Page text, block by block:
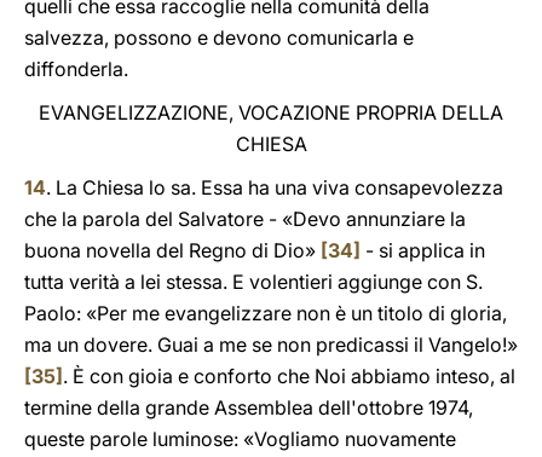
quelli che essa raccoglie nella comunità della
salvezza, possono e devono comunicarla e
diffonderla.
EVANGELIZZAZIONE, VOCAZIONE PROPRIA DELLA
CHIESA
14. La Chiesa lo sa. Essa ha una viva consapevolezza
che la parola del Salvatore - «Devo annunziare la
buona novella del Regno di Dio» [34] - si applica in
tutta verità a lei stessa. E volentieri aggiunge con S.
Paolo: «Per me evangelizzare non è un titolo di gloria,
ma un dovere. Guai a me se non predicassi il Vangelo!»
[35] . È con gioia e conforto che Noi abbiamo inteso, al
termine della grande Assemblea dell'ottobre 1974,
queste parole luminose: «Vogliamo nuovamente